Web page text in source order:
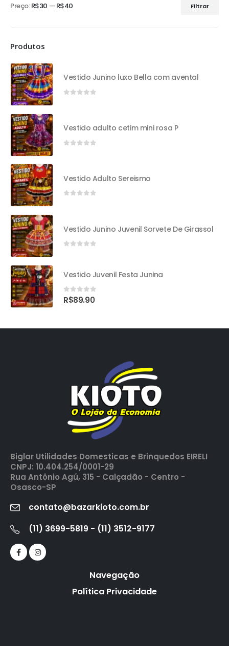
Filtrar
Preço:R$30 — R$40
Produtos
Vestido Junino luxo Bella com avental
Vestido adulto cetim mini rosa P
Vestido Adulto Sereismo
Vestido Junino Juvenil Sorvete De Girassol
Vestido Juvenil Festa Junina
0out of 5
R$89.90
Biglar Utilidades Domesticas e Brinquedos EIRELI
CNPJ: 10.404.254/0001-29
Rua Antônio Agú, 315 - Calçadão - Centro -
Osasco-SP
contato@bazarkioto.com.br
(11) 3699-5819 - (11) 3512-9177
Navegação
Política Privacidade